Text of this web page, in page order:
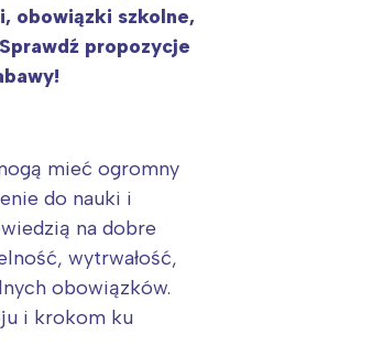
obowiązki szkolne,
propozycje
mieć ogromny
do nauki i
na dobre
wytrwałość,
obowiązków.
i krokom ku